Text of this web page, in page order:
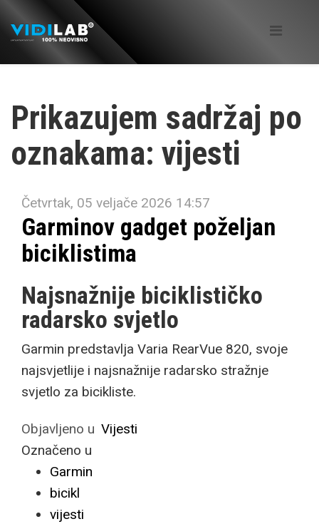
Prikazujem sadržaj po
oznakama: vijesti
Četvrtak, 05 veljače 2026 14:57
Garminov gadget poželjan
biciklistima
Najsnažnije biciklističko
radarsko svjetlo
Garmin predstavlja Varia RearVue 820, svoje
najsvjetlije i najsnažnije radarsko stražnje
svjetlo za bicikliste.
Objavljeno u Vijesti
Označeno u
Garmin
bicikl
vijesti